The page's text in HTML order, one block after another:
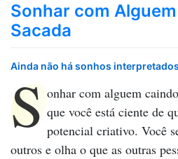
Sonhar com
Sacada
Ainda não há sonhos
S onhar com alguem
que você está ciente de
potencial criativo. Você
outros e olha o que as outras